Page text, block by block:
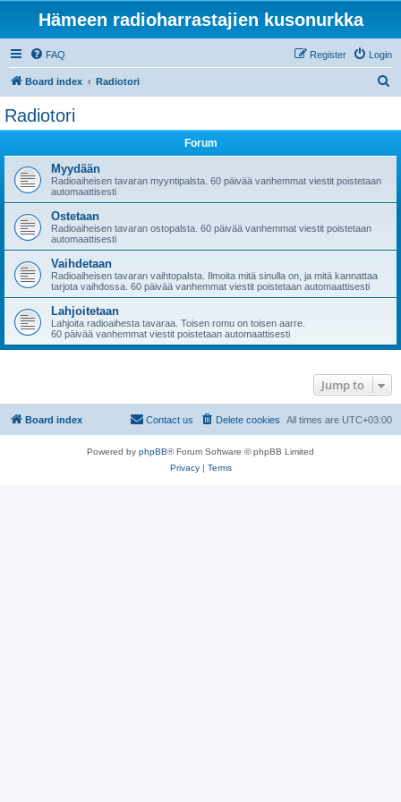
Hämeen radioharrastajien kusonurkka
FAQ Login
Register
Board index Radiotori
Radiotori
Forum
Myydään
Radioaiheisen tavaran myyntipalsta. 60 päivää vanhemmat viestit poistetaan
automaattisesti
Ostetaan
Radioaiheisen tavaran ostopalsta. 60 päivää vanhemmat viestit poistetaan
automaattisesti
Vaihdetaan
Radioaiheisen tavaran vaihtopalsta. Ilmoita mitä sinulla on, ja mitä kannattaa
tarjota vaihdossa. 60 päivää vanhemmat viestit poistetaan automaattisesti
Lahjoitetaan
Lahjoita radioaihesta tavaraa. Toisen romu on toisen aarre.
60 päivää vanhemmat viestit poistetaan automaattisesti
Jump to
Board index All times are UTC+03:00
Delete cookies
Contact us
Powered by phpBB® Forum Software © phpBB Limited
Privacy| Terms